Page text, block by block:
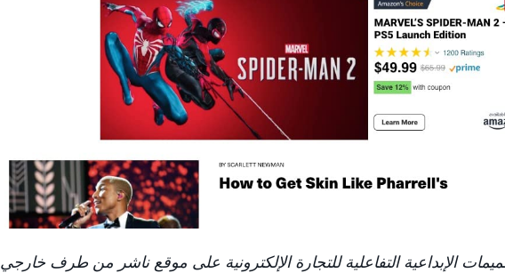
الإبداعية التفاعلية للتجارة الإلكترونية على موقع ناشر من طرف خارجي